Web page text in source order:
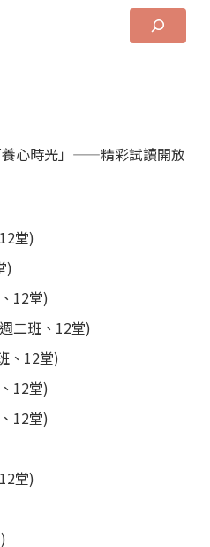
心時光」——精彩試讀開放
堂)
)
12堂)
二班、12堂)
、12堂)
12堂)
12堂)
堂)